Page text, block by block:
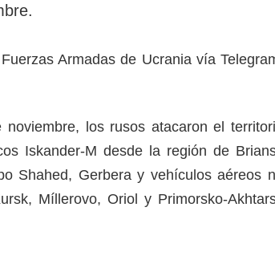
Armadas de Ucrania vía
los rusos atacaron el
Iskander-M desde la región de
Shahed, Gerbera y vehículos aéreos
Míllerovo, Oriol y Primorsko-